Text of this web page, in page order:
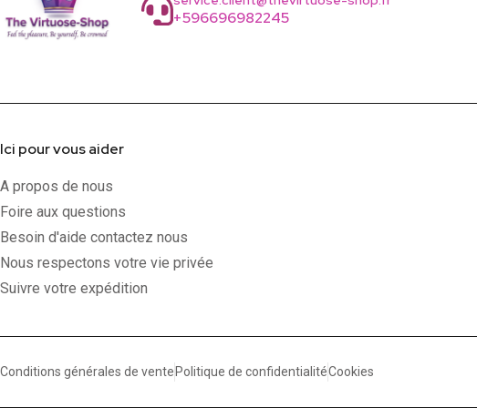
+596696982245
Ici pour vous aider
A propos de nous
Foire aux questions
Besoin d'aide contactez nous
Nous respectons votre vie privée
Suivre votre expédition
Conditions générales de vente Politique de confidentialitéCookies